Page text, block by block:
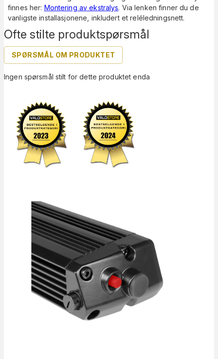
Ofte stilte produktspørsmål
SPØRSMÅL OM PRODUKTET
Ingen spørsmål stilt for dette produktet enda
finnes her: Montering av ekstralys. Via lenken finner du de
vanligste installasjonene, inkludert et reléledningsnett.